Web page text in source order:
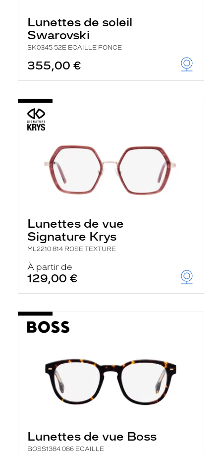
Lunettes de soleil
Swarovski
SK0345 52E ECAILLE FONCE
355,00 €
Lunettes de vue
Signature Krys
ML2210 814 ROSE TEXTURE
À partir de
129,00 €
Lunettes de vue Boss
BOSS1384 086 ECAILLE